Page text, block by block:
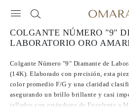
COLGANTE NÚMERO "9"
LABORATORIO ORO
Colgante Número "9" Diamante de
(14K). Elaborado con precisión, esta
color promedio F/G y una claridad
asegurando un brillo brillante y casi
tallados con estándares de Excelente a